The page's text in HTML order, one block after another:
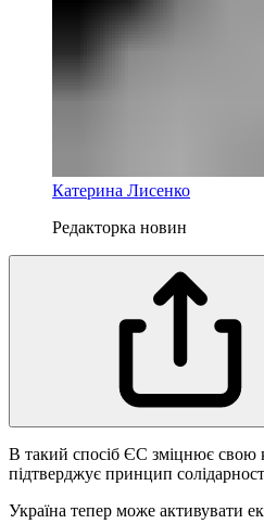
Катерина Лисенко
Редакторка новин
В такий спосіб ЄС зміцнює свою
підтверджує принцип
Україна тепер може активувати